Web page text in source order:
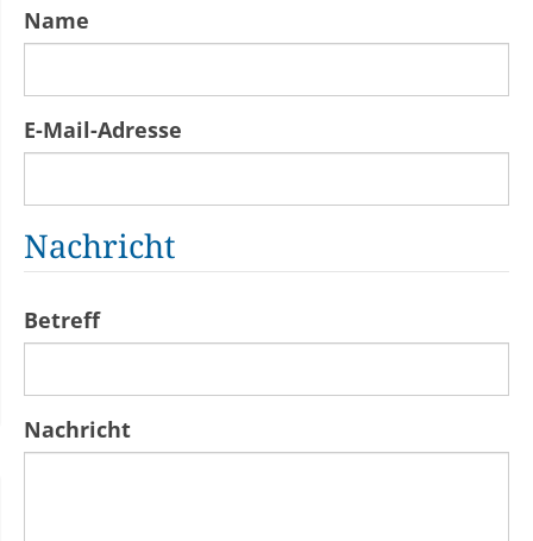
Name
E-Mail-Adresse
Nachricht
Betreff
Nachricht